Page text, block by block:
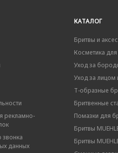
рекламно-
звонка
данных
КАТАЛОГ
Бритвы и
Косметика
Уход за
Уход за лицом
Т-образные
Бритвенные
Помазки для
Бритвы
Бритвы